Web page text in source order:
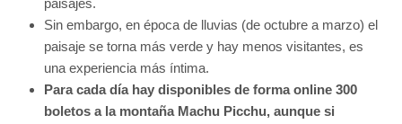
paisajes.
Sin embargo, en época de lluvias (de octubre a marzo) el
paisaje se torna más verde y hay menos visitantes, es
una experiencia más íntima.
Para cada día hay disponibles de forma online 300
boletos a la montaña Machu Picchu, aunque si